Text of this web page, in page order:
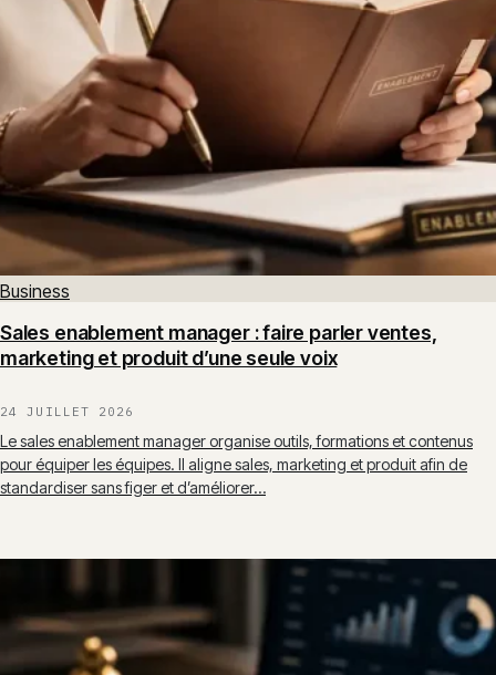
Business
Sales enablement manager : faire parler ventes,
marketing et produit d’une seule voix
24 JUILLET 2026
Le sales enablement manager organise outils, formations et contenus
pour équiper les équipes. Il aligne sales, marketing et produit afin de
standardiser sans figer et d’améliorer…